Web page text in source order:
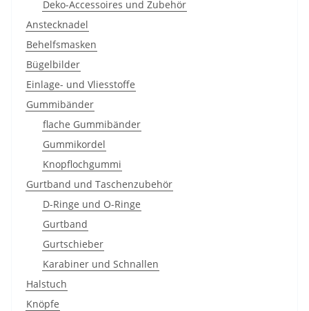
Deko-Accessoires und Zubehör
Anstecknadel
Behelfsmasken
Bügelbilder
Einlage- und Vliesstoffe
Gummibänder
flache Gummibänder
Gummikordel
Knopflochgummi
Gurtband und Taschenzubehör
D-Ringe und O-Ringe
Gurtband
Gurtschieber
Karabiner und Schnallen
Halstuch
Knöpfe